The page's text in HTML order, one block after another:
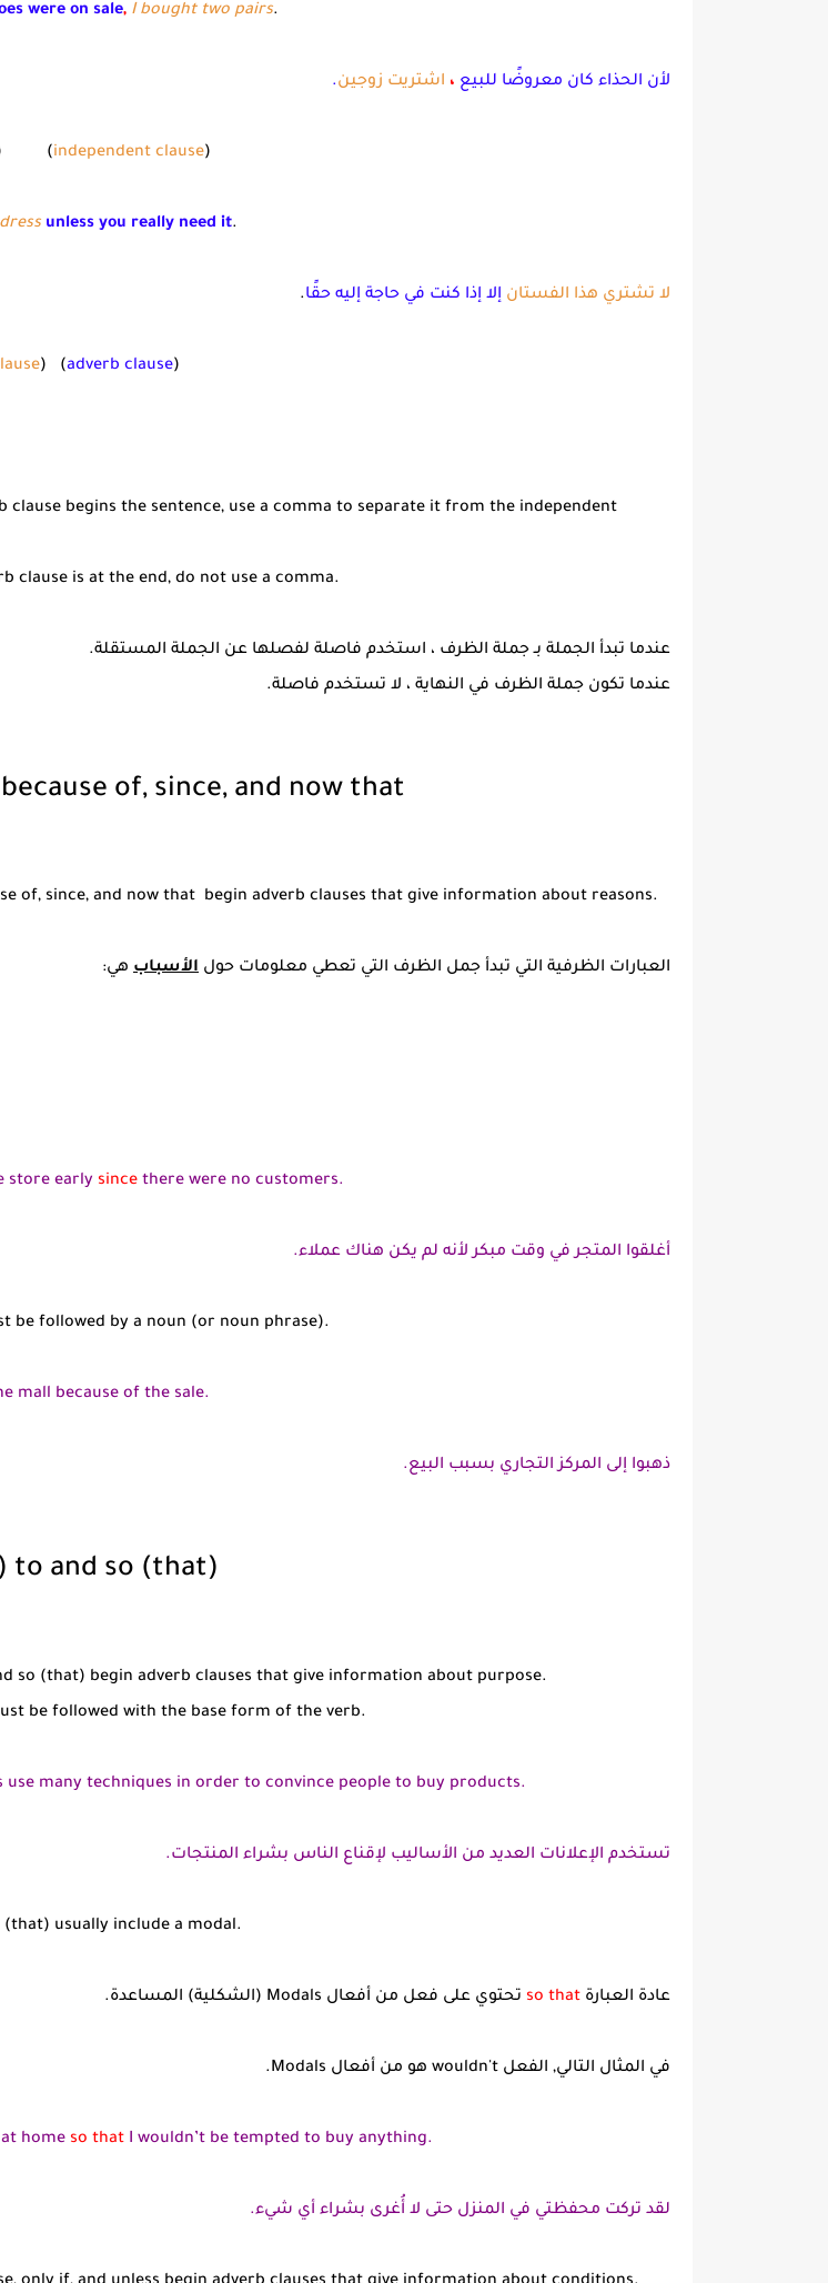
were on sale, I bought two pairs.
لأن الحذاء كان معروضًا للبيع ، اشتريت زوجين.
(independent clause)
unless you really need it.
لا تشتري هذا الفستان إلا إذا كنت في حاجة إليه حقًا.
) (adverb clause)
clause begins the sentence, use a comma to separate it from the independent
clause is at the end, do not use a comma.
عندما تبدأ الجملة بـ جملة الظرف ، استخدم فاصلة لفصلها عن الجملة المستقلة.
عندما تكون جملة الظرف في النهاية ، لا تستخدم فاصلة.
because of, since, and now that
of, since, and now that begin adverb clauses that give information about reasons.
العبارات الظرفية التي تبدأ جمل الظرف التي تعطي معلومات حول الأسباب هي:
store early since there were no customers.
أغلقوا المتجر في وقت مبكر لأنه لم يكن هناك عملاء.
be followed by a noun (or noun phrase).
mall because of the sale.
ذهبوا إلى المركز التجاري بسبب البيع.
to and so (that)
so (that) begin adverb clauses that give information about purpose.
be followed with the base form of the verb.
use many techniques in order to convince people to buy products.
تستخدم الإعلانات العديد من الأساليب لإقناع الناس بشراء المنتجات.
(that) usually include a modal.
عادة العبارة so that تحتوي على فعل من أفعال Modals (الشكلية) المساعدة.
في المثال التالي, الفعل wouldn't هو من أفعال Modals.
home so that I wouldn’t be tempted to buy anything.
لقد تركت محفظتي في المنزل حتى لا أُغرى بشراء أي شيء.